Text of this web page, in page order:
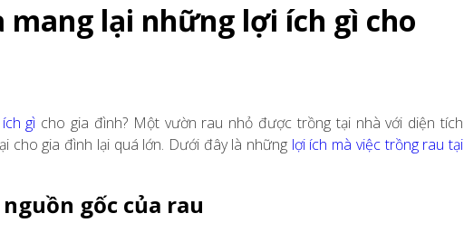
lại những lợi ích gì cho
gì cho gia đình? Một vườn rau nhỏ được trồng tại nhà với diện tích
cho gia đình lại quá lớn. Dưới đây là những lợi ích mà việc trồng rau tại
gốc của rau